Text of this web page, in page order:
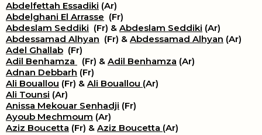
Abdelfettah Essadiki (Ar)
Abdelghani El Arrasse (Fr)
Abdeslam Seddiki (Fr) & Abdeslam Seddiki (Ar)
Abdessamad Alhyan (Fr) & Abdessamad Alhyan (Ar)
Adel Ghallab (Fr)
Adil Benhamza
(Fr) & Adil Benhamza (Ar)
Adnan Debbarh (Fr)
Ali Bouallou (Fr) & Ali Bouallou (Ar)
Ali Tounsi (Ar)
Anissa Mekouar Senhadji (Fr)
Ayoub Mechmoum (Ar)
Aziz Boucetta (Fr) & Aziz Boucetta (Ar)